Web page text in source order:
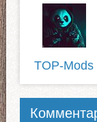
TOP-Mods